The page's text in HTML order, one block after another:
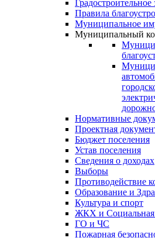
Правила
Муниципальное
Муниципальный
Нормативные
Проектная
Бюджет поселения
Устав поселения
Сведения о доходах
Выборы
Противодействие
Образование и
Культура и спорт
ЖКХ и Социальная
ГО и ЧС
Пожарная